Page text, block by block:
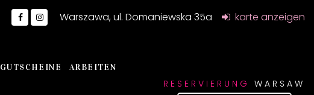
Warszawa, ul. Domaniewska 35a karte anzeigen
GUTSCHEINE ARBEITEN
RESERVIERUNG WARSAW